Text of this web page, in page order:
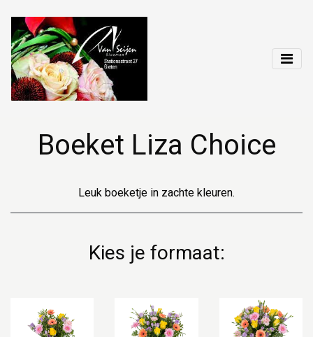
Boeket Liza Choice
Leuk boeketje in zachte kleuren.
Kies je formaat: